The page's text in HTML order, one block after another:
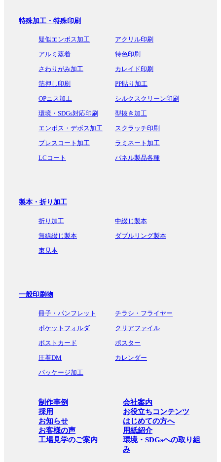
特殊加工・特殊印刷
疑似エンボス加工
アクリル印刷
アルミ蒸着
特色印刷
さわりがみ加工
カレイド印刷
箔押し印刷
PP貼り加工
OPニス加工
シルクスクリーン印刷
環境・SDGs対応印刷
型抜き加工
エンボス・デボス加工
スクラッチ印刷
プレスコート加工
ラミネート加工
LCコート
パネル製品各種
製本・折り加工
折り加工
中綴じ製本
無線綴じ製本
ダブルリング製本
束見本
一般印刷物
冊子・パンフレット
チラシ・フライヤー
ポケットフォルダ
クリアファイル
ポストカード
ポスター
圧着DM
カレンダー
パッケージ加工
制作事例
会社案内
採用
お役立ちコンテンツ
お知らせ
はじめての方へ
お客様の声
用紙紹介
工場見学のご案内
環境・SDGsへの取り組
み